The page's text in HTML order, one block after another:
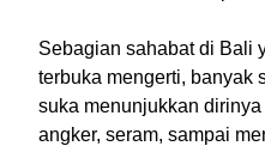
Sebagian sahabat di Bali
terbuka mengerti, banyak
suka menunjukkan
angker, seram, sampai